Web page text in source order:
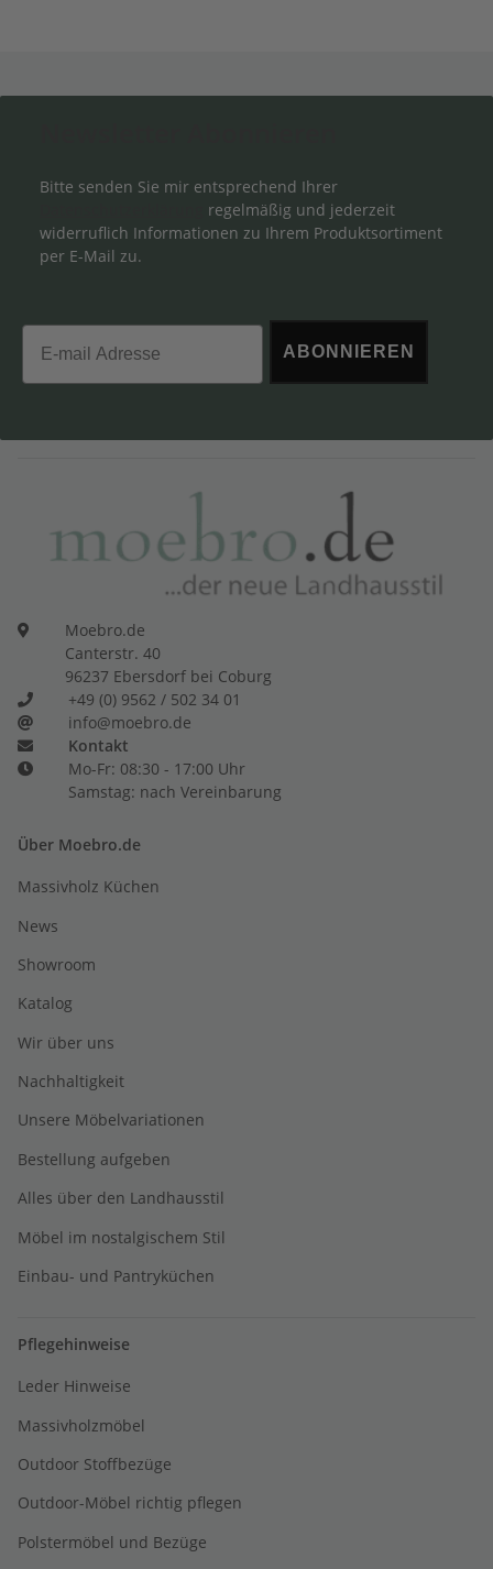
Bitte senden Sie mir entsprechend Ihrer
regelmäßig und jederzeit
widerruflich Informationen zu Ihrem Produktsortiment
per E-Mail zu.
Email
ABONNIEREN
Moebro.de
Canterstr. 40
96237 Ebersdorf bei Coburg
+49 (0) 9562 / 502 34 01
info@moebro.de
Kontakt
Mo-Fr: 08:30 - 17:00 Uhr
Samstag: nach Vereinbarung
Über Moebro.de
Massivholz Küchen
News
Showroom
Katalog
Wir über uns
Nachhaltigkeit
Unsere Möbelvariationen
Bestellung aufgeben
Alles über den Landhausstil
Möbel im nostalgischem Stil
Einbau- und Pantryküchen
Pflegehinweise
Leder Hinweise
Massivholzmöbel
Outdoor Stoffbezüge
Outdoor-Möbel richtig pflegen
Polstermöbel und Bezüge